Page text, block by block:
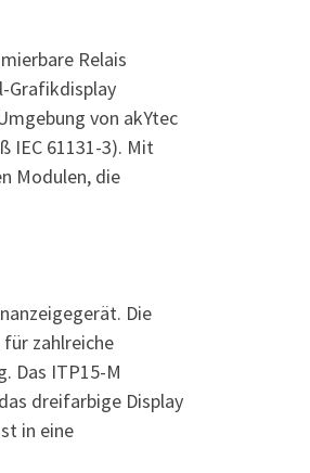
Relais
Grafikdisplay
von akYtec
IEC 61131-3). Mit
Modulen, die
Die
zahlreiche
Das ITP15-M
dreifarbige Display
in eine